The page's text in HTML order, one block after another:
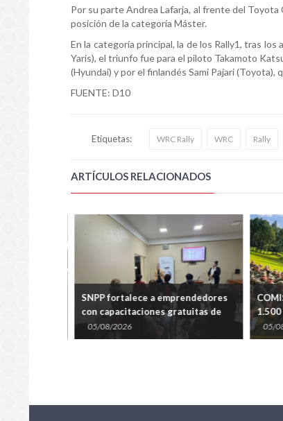
Por su parte Andrea Lafarja, al frente del Toyota
posición de la categoría Máster.
En la categoría principal, la de los Rally1, tras
Yaris), el triunfo fue para el piloto Takamoto
(Hyundai) y por el finlandés Sami Pajari
FUENTE: D10
Etiquetas: WRC Rally WRC Rally
ARTÍCULOS RELACIONADOS
SNPP fortalece a emprendedores
con capacitaciones gratuitas de
cara al Rally Mundial
05/08/2026
1.500
05/